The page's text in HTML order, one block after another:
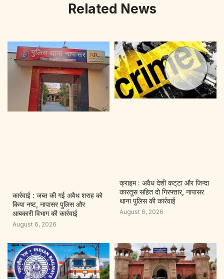
Related News
कार्रवाई : जब्त की गई अवैध शराह को
किया नष्ट, नापासर पुलिस और
आबकारी विभाग की कार्रवाई
August 6, 2026
क्राइम : अवैध देशी कट्‌टा और जिन्दा
कारतूस सहित दो गिरफ्तार, नापासर
थाना पुलिस की कार्रवाई
August 6, 2026